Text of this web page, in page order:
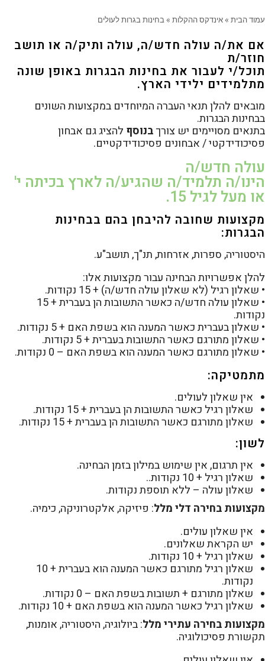
עמוד הבית »אינדקס ההקלות »בחינות בגרות לעולים
אם את/ה עולה חדש/ה, עולה ותיק/ה או תושב
חוזר/ת
תוכל/י לעבור את בחינות הבגרות באופן שונה
מתלמידים ילידי הארץ.
מובאים להלן תנאי העברה המיוחדים במקצועות השונים
בבחינות הבגרות.
בתנאים מסויימים יש צורךבנוסף להציג גם אבחון
פסיכודידקטי / אבחונים פסיכודידקטיים.
עולה חדש/ה
הינו/ה תלמיד/ה שהגיע/ה לארץ בכיתה י'
או מעל לגיל 15.
מקצועות שחובה להיבחן בהם בבחינות
הבגרות:
היסטוריה, ספרות, אזרחות, תנ"ך, תושב"ע.
להלן אפשרויות הבחינה עבור מקצועות אלו:
• שאלון רגיל (לא שאלון עולה חדש/ה) + 15 נקודות.
• שאלון עולה חדש/ה כאשר התשובות הן בעברית + 15
נקודות.
• שאלון בעברית כאשר המענה הוא בשפת האם + 5 נקודות.
• שאלון מתורגם כאשר התשובות בעברית + 5 נקודות.
• שאלון מתורגם כאשר המענה הוא בשפת האם – 0 נקודות.
מתמטיקה:
אין שאלון לעולים.
שאלון רגיל כאשר התשובות הן בעברית + 15 נקודות.
שאלון מתורגם כאשר התשובות הן בעברית + 15 נקודות.
לשון:
אין תרגום, אין שימוש במילון בזמן הבחינה.
שאלון רגיל + 10 נקודות..
שאלון עולה – ללא תוספת נקודות.
מקצועות בחירה דלי מלל: פיזיקה, אלקטרוניקה, כימיה.
אין שאלון עולים.
יש הקראת שאלונים.
שאלון רגיל + 10 נקודות.
שאלון רגיל מתורגם כאשר המענה הוא בעברית + 10
נקודות.
שאלון מתורגם + תשובות בשפת האם – 0 נקודות.
שאלון רגיל כאשר המענה הוא בשפת האם + 10 נקודות.
מקצועות בחירה עתירי מלל: ביולוגיה, היסטוריה, אומנות,
תקשורת פסיכולוגיה.